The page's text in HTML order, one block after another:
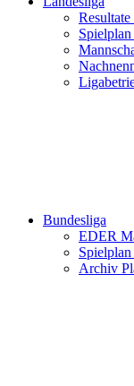
Bundesliga
EDER
Archiv